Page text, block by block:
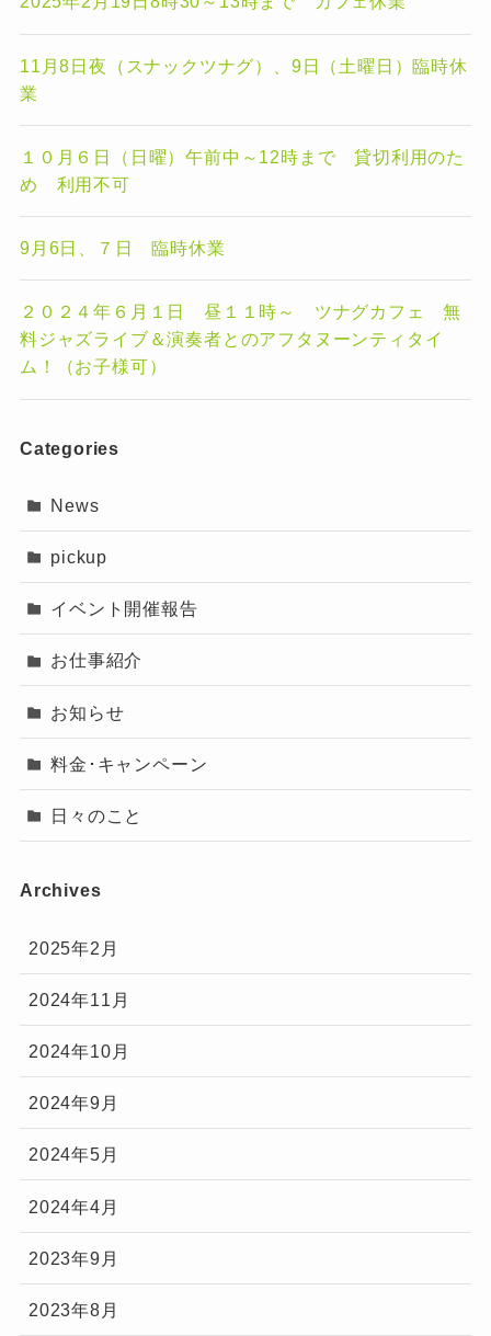
11月8日夜（スナックツナグ）、9日（土曜日）臨時休
業
１０月６日（日曜）午前中～12時まで 貸切利用のた
め 利用不可
9月6日、７日 臨時休業
２０２４年６月１日 昼１１時～ ツナグカフェ 無
料ジャズライブ＆演奏者とのアフタヌーンティタイ
ム！（お子様可）
Categories
News
pickup
イベント開催報告
お仕事紹介
お知らせ
料金･キャンペーン
日々のこと
Archives
2025年2月
2024年11月
2024年10月
2024年9月
2024年5月
2024年4月
2023年9月
2023年8月